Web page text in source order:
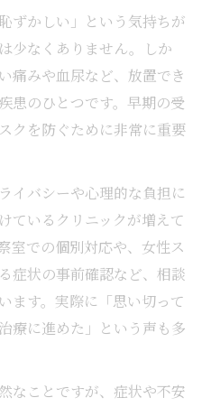
ずかしい」という気持ちが
少なくありません。しか
痛みや血尿など、放置でき
患のひとつです。早期の受
クを防ぐために非常に重要
イバシーや心理的な負担に
ているクリニックが増えて
室での個別対応や、女性ス
症状の事前確認など、相談
ます。実際に「思い切って
療に進めた」という声も多
なことですが、症状や不安